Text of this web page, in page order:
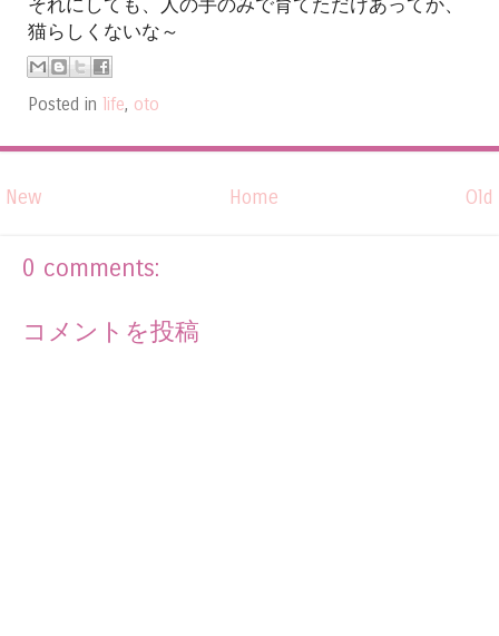
それにしても、人の手のみで育てただけあってか、
猫らしくないな～
Posted in life, oto
New Old
Home
0 comments:
コメントを投稿